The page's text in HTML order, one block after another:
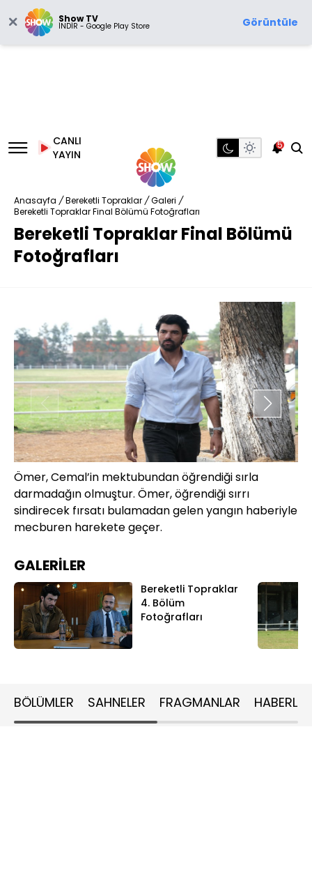
Show TV
İNDİR - Google Play Store Görüntüle
CANLI
YAYIN
5
Anasayfa / Bereketli Topraklar / Galeri /
Bereketli Topraklar Final Bölümü Fotoğrafları
Bereketli Topraklar Final Bölümü
Fotoğrafları
Ömer, Cemal’in mektubundan öğrendiği sırla
darmadağın olmuştur. Ömer, öğrendiği sırrı
sindirecek fırsatı bulamadan gelen yangın haberiyle
mecburen harekete geçer.
GALERİLER
Bereketli Topraklar
4. Bölüm
Fotoğrafları
BÖLÜMLER SAHNELER FRAGMANLAR HABERLER